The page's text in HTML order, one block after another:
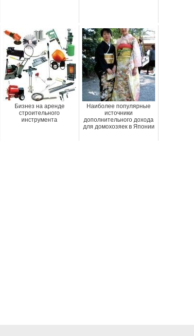
Бизнез на аренде
строительного
инструмента
Наиболее популярные
источники
дополнительного дохода
для домохозяек в Японии